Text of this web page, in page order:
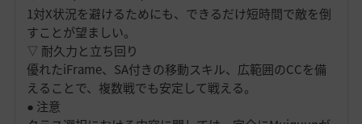
1対X状況を避けるためにも、できるだけ短時間で敵を倒
すことが望ましい。
▽ 耐久力と立ち回り
優れたiFrame、SA付きの移動スキル、広範囲のCCを備
えることで、複数戦でも安定して戦える。
● 注意